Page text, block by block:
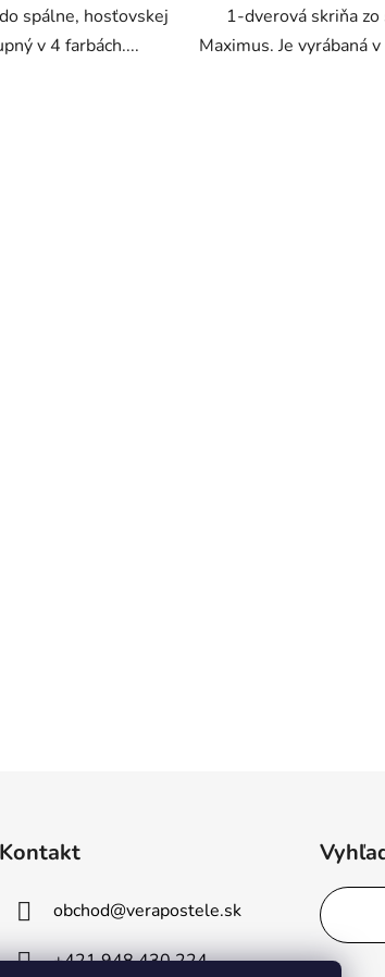
spálne, hosťovskej
v 4 farbách....
1-dverová skriňa
Maximus. Je vyrábaná
Kontakt
obchod@verapostele.sk
+421 948 430 224